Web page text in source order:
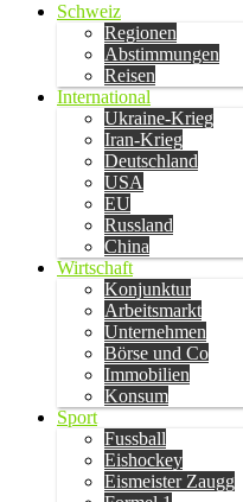
Schweiz
Regionen
Abstimmungen
Reisen
International
Ukraine-Krieg
Iran-Krieg
Deutschland
USA
EU
Russland
China
Wirtschaft
Konjunktur
Arbeitsmarkt
Unternehmen
Börse und Co
Immobilien
Konsum
Sport
Fussball
Eishockey
Eismeister Zaugg